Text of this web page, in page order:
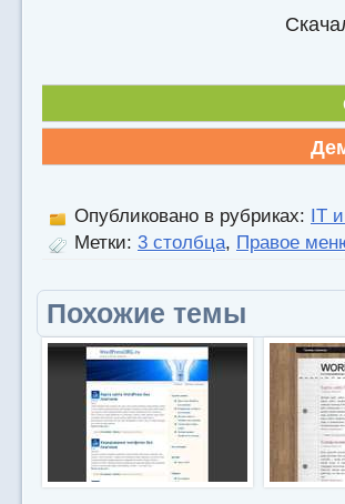
Опубликовано в рубриках: IT
Метки: 3 столбца, Правое
Похожие темы